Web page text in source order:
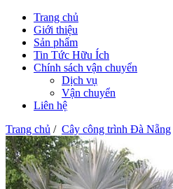
Trang chủ
Giới thiệu
Sản phẩm
Tin Tức Hữu Ích
Chính sách vận chuyển
Dịch vụ
Vận chuyển
Liên hệ
Trang chủ / Cây công trình Đà Nẵng